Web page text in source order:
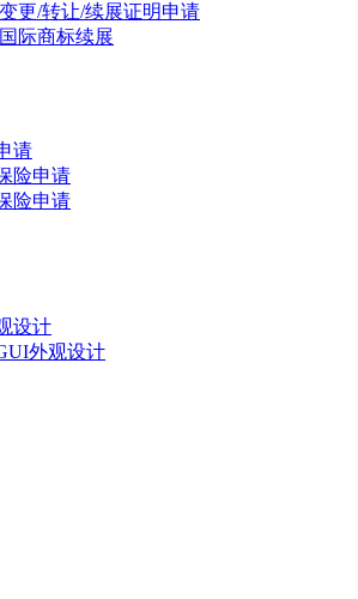
更/转让/续展证明申请
国际商标续展
请
险申请
险申请
设计
外观设计